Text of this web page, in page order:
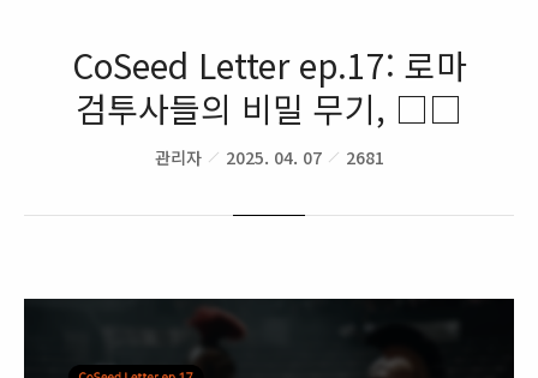
CoSeed Letter ep.17: 로마
검투사들의 비밀 무기, □□
관리자 2025. 04. 07 2681